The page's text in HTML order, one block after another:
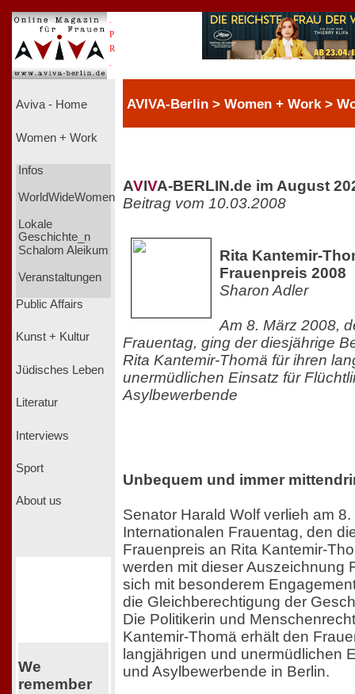
P
R
Aviva - Home
Women + Work
Infos
WorldWideWomen
Lokale
Geschichte_n
Schalom Aleikum
Veranstaltungen
Public Affairs
Kunst + Kultur
Jüdisches Leben
Literatur
Interviews
Sport
About us
We
remember
AVIVA-Berlin > Women + Work >
AVIVA-BERLIN.de im August
Beitrag vom 10.03.2008
Rita Kantemir-
Frauenpreis 2008
Sharon Adler
Am 8. März 2008,
Frauentag, ging der diesjährige
Rita Kantemir-Thomä für ihren
unermüdlichen Einsatz für
Asylbewerbende
Unbequem und immer
Senator Harald Wolf verlieh am
Internationalen Frauentag, den
Frauenpreis an Rita Kantemir-
werden mit dieser Auszeichnung
sich mit besonderem
die Gleichberechtigung der
Die Politikerin und
Kantemir-Thomä erhält den
langjährigen und unermüdlichen
und Asylbewerbende in Berlin.